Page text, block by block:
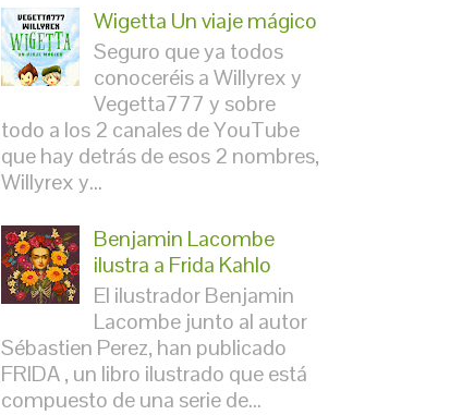
Wigetta Un viaje mágico
Seguro que ya todos
conoceréis a Willyrex y
Vegetta777 y sobre
todo a los 2 canales de YouTube
que hay detrás de esos 2 nombres,
Willyrex y...
Benjamin Lacombe
ilustra a Frida Kahlo
El ilustrador Benjamin
Lacombe junto al autor
Sébastien Perez, han publicado
FRIDA , un libro ilustrado que está
compuesto de una serie de...